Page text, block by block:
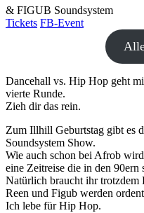
& FIGUB Soundsystem
Tickets FB-Event
Dancehall vs. Hip Hop geht
vierte Runde.
Zieh dir das rein.
Zum Illhill Geburtstag gibt es
Soundsystem Show.
Wie auch schon bei Afrob
eine Zeitreise die in den 90ern
Natürlich braucht ihr trotzdem
Reen und Figub werden
Ich lebe für Hip Hop.